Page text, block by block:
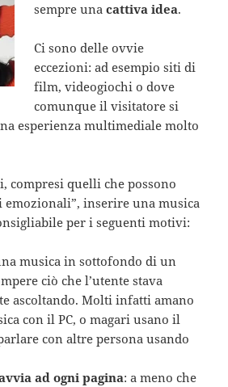
sempre unacattiva idea.
Ci sono delle ovvie
eccezioni: ad esempio siti di
film, videogiochi o dove
comunque il visitatore si
esperienza multimediale molto
compresi quelli che possono
emozionali”, inserire una musica
per i seguenti motivi:
musica in sottofondo di un
ciò che l’utente stava
ascoltando. Molti infatti amano
con il PC, o magari usano il
con altre persona usando
ad ogni pagina: a meno che